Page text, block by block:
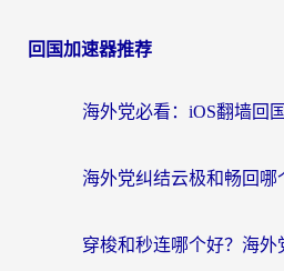
回国加速器推荐